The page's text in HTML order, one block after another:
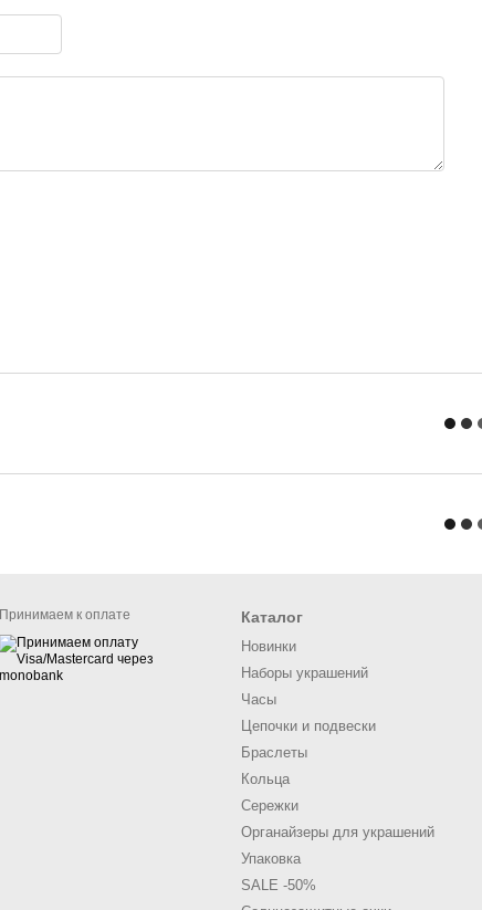
Принимаем к оплате Каталог
Новинки
Наборы украшений
Часы
Цепочки и подвески
Браслеты
Кольца
Сережки
Органайзеры для украшений
Упаковка
SALE -50%